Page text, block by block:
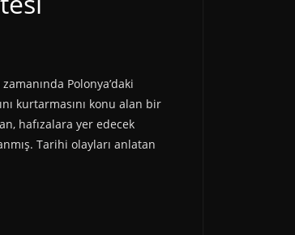
Polonya’daki
kurtarmasını konu alan bir
hafızalara yer edecek
Tarihi olayları anlatan